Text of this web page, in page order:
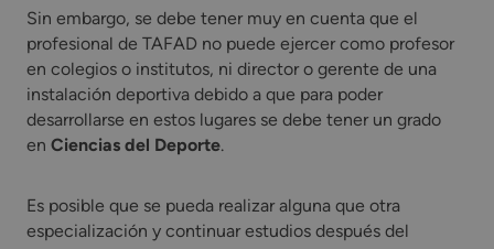
Sin embargo, se debe tener muy en cuenta que el
profesional de TAFAD no puede ejercer como profesor
en colegios o institutos, ni director o gerente de una
instalación deportiva debido a que para poder
desarrollarse en estos lugares se debe tener un grado
en Ciencias del Deporte.
Es posible que se pueda realizar alguna que otra
especialización y continuar estudios después del